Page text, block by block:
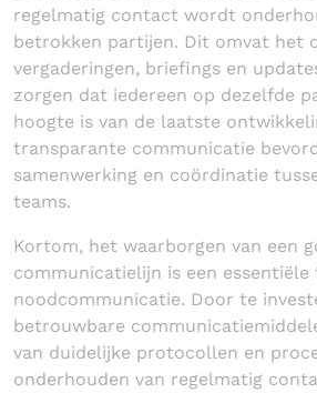
regelmatig contact wordt
betrokken partijen. Dit omvat het
vergaderingen, briefings en
zorgen dat iedereen op dezelfde
hoogte is van de laatste
transparante communicatie
samenwerking en coördinatie
teams.
Kortom, het waarborgen van een
communicatielijn is een essentiële
noodcommunicatie. Door te
betrouwbare
van duidelijke protocollen en
onderhouden van regelmatig